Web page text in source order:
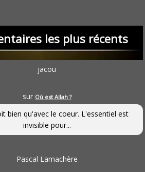
les plus récents
jacou
sur Où est Allah ?
bien qu'avec le coeur. L'essentiel est
invisible pour...
Pascal Lamachère